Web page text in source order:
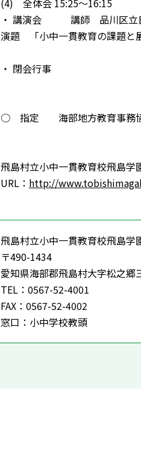
(4) 全体会 15:25～16:15
・ 講演会 講師 品川区
演題 「小中一貫教育の課題と
・ 閉会行事
○ 指定 海部地方教育事務協
飛島村立小中一貫教育校飛島学
URL： http://
飛島村立小中一貫教育校飛島学
〒490-1434
愛知県海部郡飛島村大字松之郷
TEL：0567-52-4001
FAX：0567-52-4002
窓口：小中学校教頭